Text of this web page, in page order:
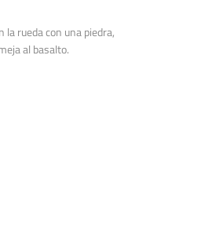
rueda con una piedra,
al basalto.